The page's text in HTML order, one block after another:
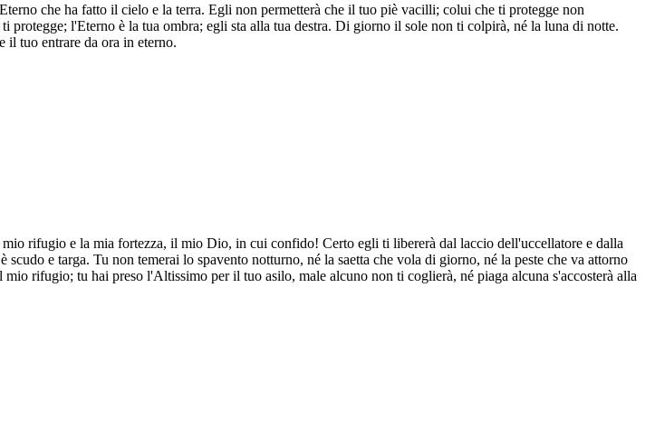
che ha fatto il cielo e la terra. Egli non permetterà che il tuo piè vacilli; colui che ti protegge non
l'Eterno è la tua ombra; egli sta alla tua destra. Di giorno il sole non ti colpirà, né la luna di notte.
il tuo entrare da ora in eterno.
rifugio e la mia fortezza, il mio Dio, in cui confido! Certo egli ti libererà dal laccio dell'uccellatore e dalla
e targa. Tu non temerai lo spavento notturno, né la saetta che vola di giorno, né la peste che va attorno
rifugio; tu hai preso l'Altissimo per il tuo asilo, male alcuno non ti coglierà, né piaga alcuna s'accosterà alla